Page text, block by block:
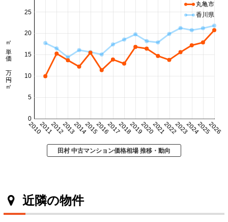
20102011201220132014201520162017201820192020202120222023202420252026
0
5
10
15
20
25
㎡単価 万円/㎡
丸亀市
香川県
田村 中古マンション価格相場 推移・動向
近隣の物件